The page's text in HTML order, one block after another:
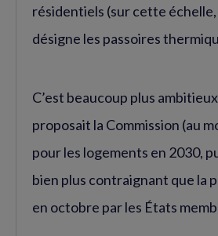
résidentiels (sur cette
désigne les passoires
C’est beaucoup plus
proposait la Commission (au
pour les logements en 2030,
bien plus contraignant que la
en octobre par les États